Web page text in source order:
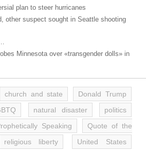
plan to steer hurricanes
other suspect sought in Seattle shooting
Minnesota over «transgender dolls» in
church and state
Donald Trump
natural disaster
politics
Speaking
Quote of the
religious liberty
United States